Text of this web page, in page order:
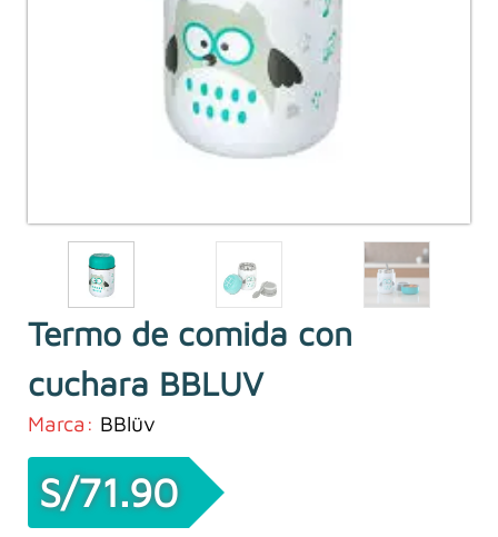
Termo de comida con
cuchara BBLUV
Marca: BBlüv
S/71.90